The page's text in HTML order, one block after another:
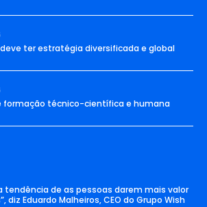
ter estratégia diversificada e global
formação técnico-científica e humana
tendência de as pessoas darem mais valor
diz Eduardo Malheiros, CEO do Grupo Wish